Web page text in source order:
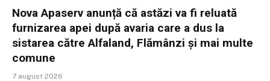
Nova Apaserv anunță că astăzi va fi reluată
furnizarea apei după avaria care a dus la
sistarea către Alfaland, Flămânzi și mai multe
comune
7 august 2026